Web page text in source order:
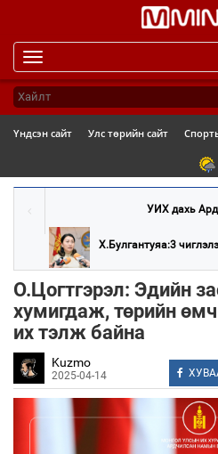
Үндсэн сайт Улс төрийн сайт
УИХ дахь
Х.Булгантуяа:3
О.Цогтгэрэл: Эдийн
хумигдаж, төрийн
их тэлж байна
Kuzmo
2025-04-14